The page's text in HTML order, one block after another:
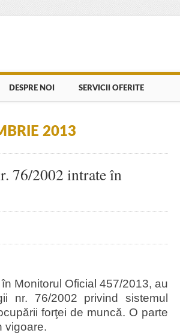
DESPRE NOI SERVICII OFERITE
2013
76/2002 intrate în
Monitorul Oficial 457/2013, au
nr. 76/2002 privind sistemul
forţei de muncă. O parte
vigoare.